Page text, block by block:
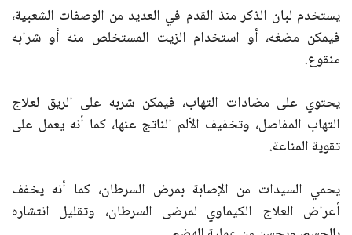
يستخدم لبان الذكر منذ القدم في العديد من الوصفات الشعبية،
فيمكن مضغه، أو استخدام الزيت المستخلص منه أو شرابه
منقوع.
يحتوي على مضادات التهاب، فيمكن شربه على الريق لعلاج
التهاب المفاصل، وتخفيف الألم الناتج عنها، كما أنه يعمل على
تقوية المناعة.
يحمي السيدات من الإصابة بمرض السرطان، كما أنه يخفف
أعراض العلاج الكيماوي لمرضى السرطان، وتقليل انتشاره